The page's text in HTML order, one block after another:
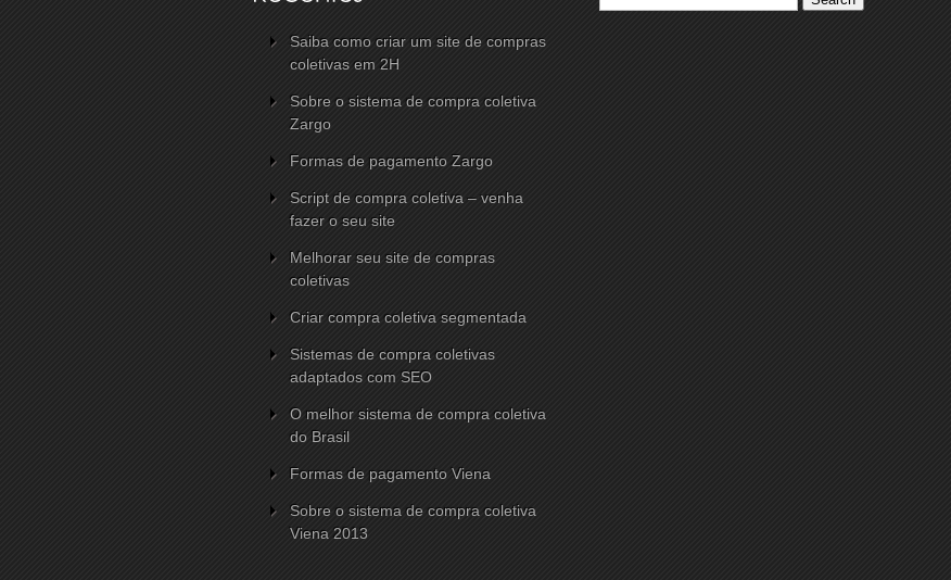
Saiba como criar um site de compras
coletivas em 2H
Sobre o sistema de compra coletiva
Zargo
Formas de pagamento Zargo
Script de compra coletiva – venha
fazer o seu site
Melhorar seu site de compras
coletivas
Criar compra coletiva segmentada
Sistemas de compra coletivas
adaptados com SEO
O melhor sistema de compra coletiva
do Brasil
Formas de pagamento Viena
Sobre o sistema de compra coletiva
Viena 2013